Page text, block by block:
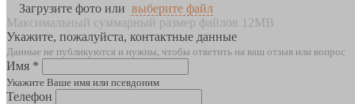
Загрузите фото или выберите файл
Максимальный суммарный размер файлов 12MB
Укажите, пожалуйста, контактные данные
Данные не публикуются и нужны, чтобы ответить на ваш отзыв или вопрос
Имя *
Укажите Ваше имя или псевдоним
Телефон